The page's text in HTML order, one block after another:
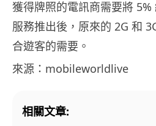
獲得牌照的電訊商需要將
服務推出後，原來的 2G 和
合遊客的需要。
來源：mobileworldlive
相關文章: